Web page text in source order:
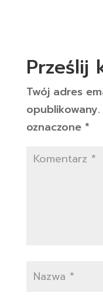
Prześlij
Twój adres
opublikowany.
oznaczone *